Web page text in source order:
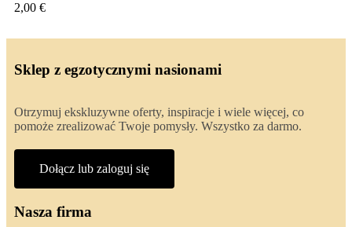
2,00 €
Sklep z egzotycznymi nasionami
Otrzymuj ekskluzywne oferty, inspiracje i wiele więcej, co
pomoże zrealizować Twoje pomysły. Wszystko za darmo.
Dołącz lub zaloguj się
Nasza firma